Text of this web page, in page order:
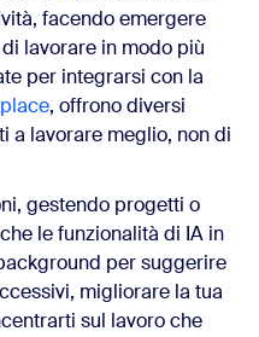
facendo emergere
lavorare in modo più
per integrarsi con la
, offrono diversi
a lavorare meglio, non di
gestendo progetti o
le funzionalità di IA in
per suggerire
migliorare la tua
sul lavoro che